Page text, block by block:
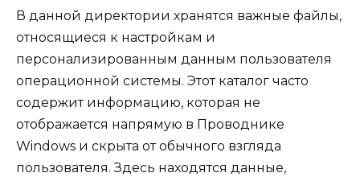
В данной директории хранятся важные файлы,
относящиеся к настройкам и
персонализированным данным пользователя
операционной системы. Этот каталог часто
содержит информацию, которая не
отображается напрямую в Проводнике
Windows и скрыта от обычного взгляда
пользователя. Здесь находятся данные,